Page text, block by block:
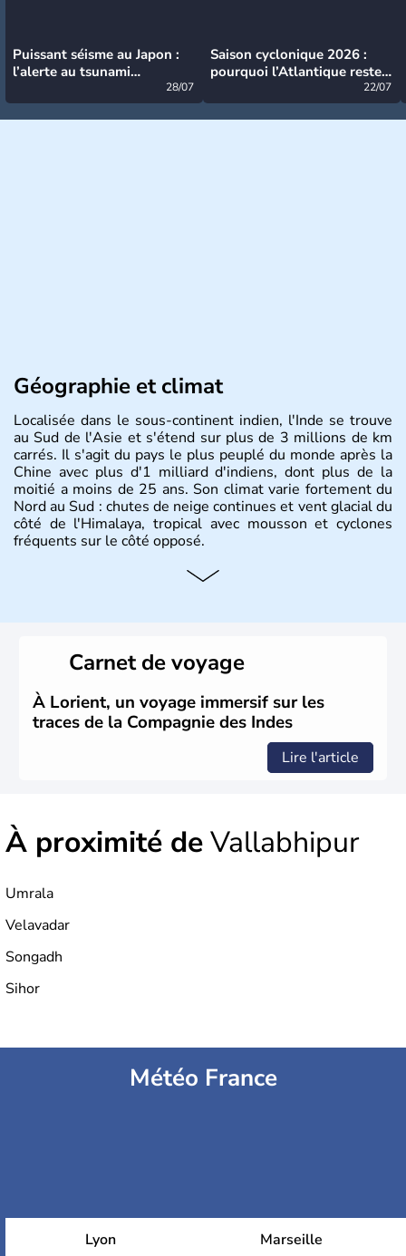
Puissant séisme au Japon :
l’alerte au tsunami
28/07
Saison cyclonique 2026 :
pourquoi l’Atlantique reste
22/07
Géographie et climat
Localisée dans le sous-continent indien, l'Inde se trouve
au Sud de l'Asie et s'étend sur plus de 3 millions de km
carrés. Il s'agit du pays le plus peuplé du monde après la
Chine avec plus d'1 milliard d'indiens, dont plus de la
moitié a moins de 25 ans. Son climat varie fortement du
Nord au Sud : chutes de neige continues et vent glacial du
côté de l'Himalaya, tropical avec mousson et cyclones
fréquents sur le côté opposé.
Histoire et administration
siècle, l'Inde reste sous la domination de l'empire
britannique jusqu'à l'obtention de son indépendance en
1947. Le Taj Mahal, mausolée construit par un empereur
en l'honneur de son épouse, a été édifié dans les années
1640 et est aujourd'hui considéré comme l'une des 7
Carnet de voyage
À Lorient, un voyage immersif sur les
traces de la Compagnie des Indes
Lire l'article
À proximité deVallabhipur
Umrala
Velavadar
Songadh
Sihor
Météo France
Lyon Marseille